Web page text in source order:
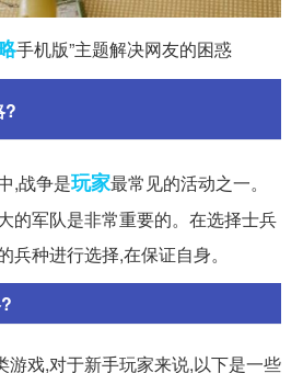
手机版”主题解决网友的困惑
?
,战争是玩家最常见的活动之一。
的军队是非常重要的。在选择士兵
兵种进行选择,在保证自身。
游戏,对于新手玩家来说,以下是一些